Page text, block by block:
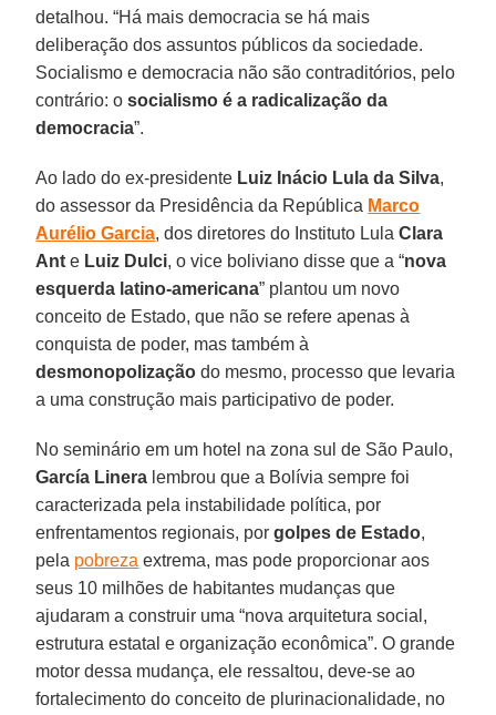
detalhou. “Há mais democracia se há mais
deliberação dos assuntos públicos da sociedade.
Socialismo e democracia não são contraditórios, pelo
contrário: osocialismo é a radicalização da
democracia”.
Ao lado do ex-presidente Luiz Inácio Lula da Silva,
do assessor da Presidência da República Marco
Aurélio Garcia, dos diretores do Instituto LulaClara
Ant e Luiz Dulci, o vice boliviano disse que a “nova
esquerda latino-americana” plantou um novo
conceito de Estado, que não se refere apenas à
conquista de poder, mas também à
desmonopolização do mesmo, processo que levaria
a uma construção mais participativo de poder.
No seminário em um hotel na zona sul de São Paulo,
García Linera lembrou que a Bolívia sempre foi
caracterizada pela instabilidade política, por
enfrentamentos regionais, porgolpes de Estado,
pela pobreza extrema, mas pode proporcionar aos
seus 10 milhões de habitantes mudanças que
ajudaram a construir uma “nova arquitetura social,
estrutura estatal e organização econômica”. O grande
motor dessa mudança, ele ressaltou, deve-se ao
fortalecimento do conceito de plurinacionalidade, no